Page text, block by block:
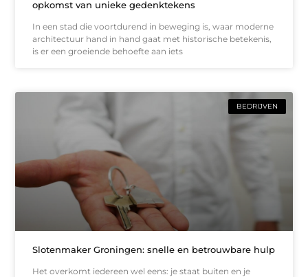
opkomst van unieke gedenktekens
In een stad die voortdurend in beweging is, waar moderne
architectuur hand in hand gaat met historische betekenis,
is er een groeiende behoefte aan iets
BEDRIJVEN
Slotenmaker Groningen: snelle en betrouwbare hulp
Het overkomt iedereen wel eens: je staat buiten en je